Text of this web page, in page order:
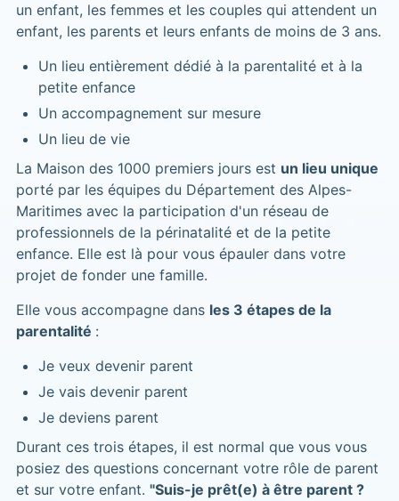
un enfant, les femmes et les couples qui attendent un
enfant, les parents et leurs enfants de moins de 3 ans.
Un lieu entièrement dédié à la parentalité et à la
petite enfance
Un accompagnement sur mesure
Un lieu de vie
La Maison des 1000 premiers jours est un lieu unique
porté par les équipes du Département des Alpes-
Maritimes avec la participation d'un réseau de
professionnels de la périnatalité et de la petite
enfance. Elle est là pour vous épauler dans votre
projet de fonder une famille.
Elle vous accompagne dans les 3 étapes de la
parentalité :
Je veux devenir parent
Je vais devenir parent
Je deviens parent
Durant ces trois étapes, il est normal que vous vous
posiez des questions concernant votre rôle de parent
et sur votre enfant. "Suis-je prêt(e) à être parent ?